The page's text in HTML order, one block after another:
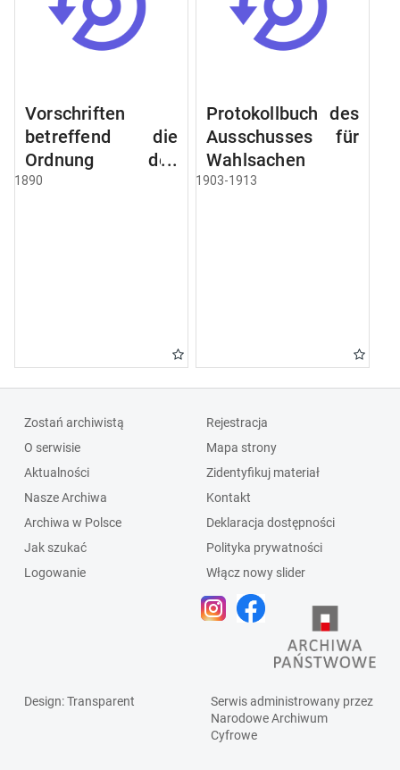
Vorschriften
betreffend die
Ordnung des
Geschäftsganges
1890
Protokollbuch des
Ausschusses für
Wahlsachen
1903-1913
Zostań archiwistą
O serwisie
Aktualności
Nasze Archiwa
Archiwa w Polsce
Jak szukać
Logowanie
Rejestracja
Mapa strony
Zidentyfikuj materiał
Kontakt
Deklaracja dostępności
Polityka prywatności
Włącz nowy slider
Design: Transparent
Serwis administrowany przez
Narodowe Archiwum
Cyfrowe